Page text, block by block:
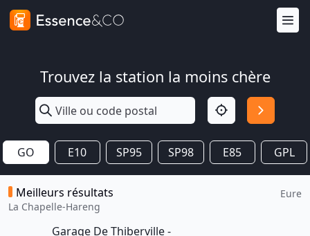
Trouvez la station la moins chère
GO E10 SP95 SP98 E85 GPL
Meilleurs résultats
La Chapelle-Hareng
Eure
Garage De Thiberville -